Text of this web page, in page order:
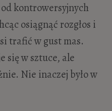
kontrowersyjnych
osiągnąć rozgłos i
trafić w gust mas.
się w sztuce, ale
Nie inaczej było w